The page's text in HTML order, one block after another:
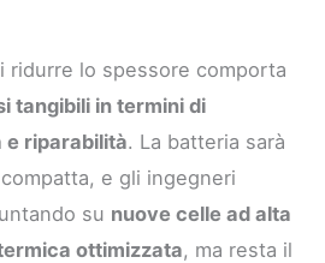
ridurre lo spessore comporta
tangibili in termini di
e riparabilità. La batteria sarà
e gli ingegneri
su nuove celle ad alta
ottimizzata, ma resta il